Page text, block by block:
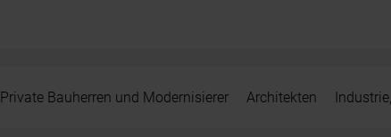
Private Bauherren und Modernisierer Architekten